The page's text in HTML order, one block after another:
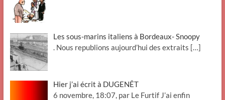
Les sous-marins italiens à Bordeaux- Snoopy
. Nous republions aujourd’hui des extraits […]
Hier j’ai écrit à DUGENÊT
6 novembre, 18:07, par Le Furtif J’ai enfin